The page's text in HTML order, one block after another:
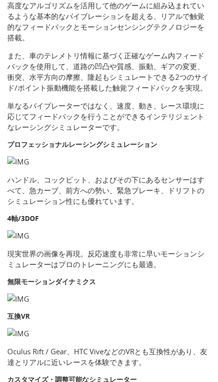
高度なアルゴリズムを活用して他のゲームに組み込まれてい
るような基本的なバイブレーションを超える、リアルで触覚
的なフィードバックとモーションセンシングテクノロジーを
搭載。
また、車のテレメトリ情報に基づく正確なゲーム内フィード
バックを使用して、道路の凹凸や質感、振動、ギアの変更、
衝突、水平方向の摩擦、隆起もシミュレートできる2つのサイ
ド/ポイント振動機能を搭載した触覚フィードバックを実現。
単なるバイブレーターではなく、速度、動き、レース環境に
応じてフィードバックを行うことができるインテリジェント
なレーシングシミュレーターです。
プロフェッショナルレーシングシミュレーション
ハンドル、コックピット、およびその下にあるセンサーはす
べて、急カーブ、前方への勢い、緊急ブレーキ、ドリフトの
シミュレーション性にも優れています。
4軸/3DOF
現実世界の画像を再現。反応速度も非常に早いモーションシ
ミュレーターはプロのトレーニングにも最適。
無限モーションダイナミクス
互換VR
Oculus Rift / Gear、HTC ViveなどのVRとも互換性があり、友
達とリアルに近いレースを体験できます。
カスタマイズ・調整可能なシミュレーター